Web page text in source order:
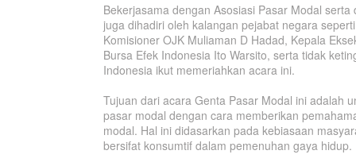
Bekerjasama dengan Asosiasi Pasar Modal
juga dihadiri oleh kalangan pejabat negara
Komisioner OJK Muliaman D Hadad, Kepala
Bursa Efek Indonesia Ito Warsito, serta tidak
Indonesia ikut memeriahkan acara ini.
Tujuan dari acara Genta Pasar Modal ini adalah
pasar modal dengan cara memberikan
modal. Hal ini didasarkan pada kebiasaan
bersifat konsumtif dalam pemenuhan gaya hidup.